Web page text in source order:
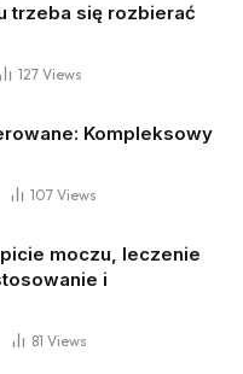
trzeba się rozbierać
127 Views
Kompleksowy
107 Views
moczu, leczenie
i
81 Views